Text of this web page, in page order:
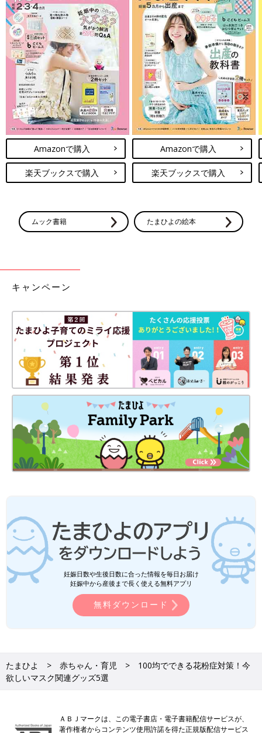
Amazonで購入
楽天ブックスで購入
Amazonで購入
楽天ブックスで購入
ムック書籍 たまひよの絵本
キャンペーン
妊娠日数や生後日数に合った情報を毎日お届け
妊娠中から産後まで長く使える無料アプリ
無料ダウンロード
たまひよ 赤ちゃん・育児
100均でできる花粉症対策！今
欲しいマスク関連グッズ5選
ＡＢＪマークは、この電子書店・電子書籍配信サービスが、
著作権者からコンテンツ使用許諾を得た正規版配信サービス